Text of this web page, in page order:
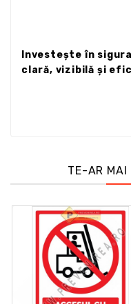
Investește în
clară, vizibilă și
TE-AR MAI